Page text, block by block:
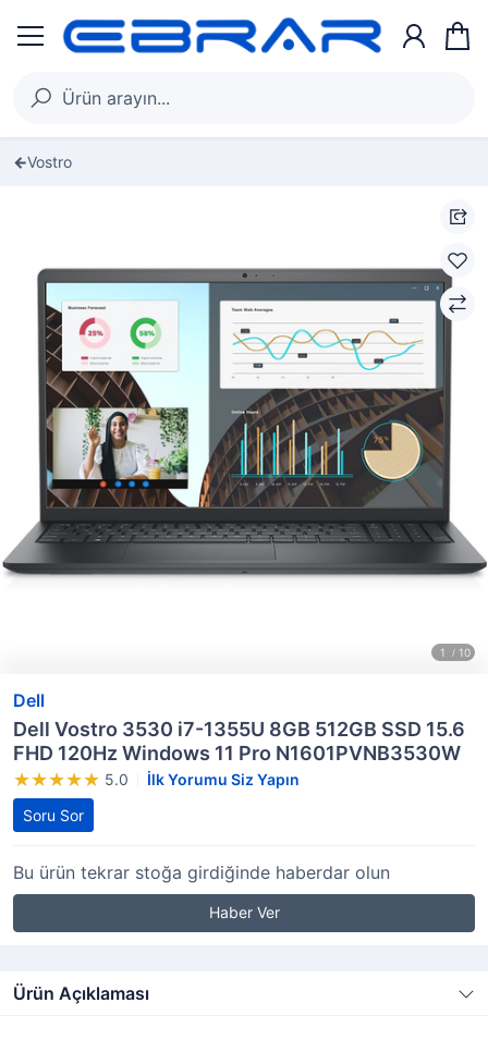
Vostro
Dell
Dell Vostro 3530 i7-1355U 8GB 512GB SSD 15.6
FHD 120Hz Windows 11 Pro N1601PVNB3530W
5.0
İlk Yorumu Siz Yapın
Soru Sor
Bu ürün tekrar stoğa girdiğinde haberdar olun
Haber Ver
Ürün Açıklaması